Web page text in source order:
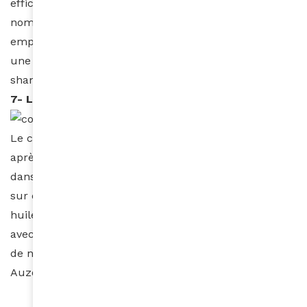
efficaces. Soyez vigilantes lors de votre achat car de
nombreux produits sur le marché sont destinés à un
emploi post shampoing. Pour un pre-poo protéiné,
une heure de repos au maximum avant le
shampoing suffit amplement.
7- Le conditionneur ou soin après shampoing
Le conditionneur intervient dans la routine capillaire
après le shampoing. Mais il peut tout à fait intervenir
dans votre soin pre-poo. Il peut être appliqué seul
sur cheveux secs ou être mélangé avec une des
huiles mentionnées précédemment, tout comme
avec l’huile de pépins de raisins, de jojoba ou encore
de neem.
Auzouhat Gnaoré